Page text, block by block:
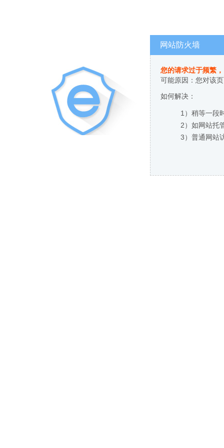
网站防火墙
您的请求过于频繁
可能原因：您对该
如何解决：
1）稍等一段
2）如网站托
3）普通网站